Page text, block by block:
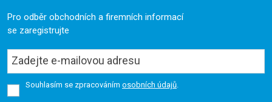
Pro odběr obchodních a firemních informací
se zaregistrujte
Souhlasím se zpracováním osobních údajů.